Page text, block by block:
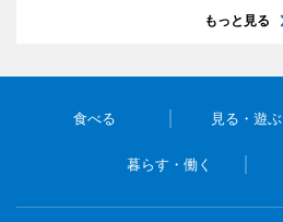
もっと見る
食べる 見る・遊ぶ
暮らす・働く